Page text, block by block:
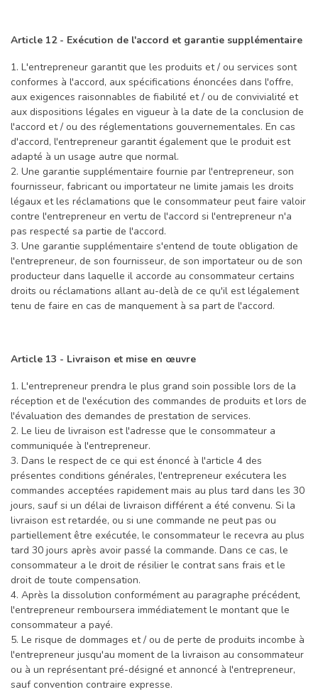
Article 12 - Exécution de l'accord et garantie supplémentaire
1. L'entrepreneur garantit que les produits et / ou services sont
conformes à l'accord, aux spécifications énoncées dans l'offre,
aux exigences raisonnables de fiabilité et / ou de convivialité et
aux dispositions légales en vigueur à la date de la conclusion de
l'accord et / ou des réglementations gouvernementales. En cas
d'accord, l'entrepreneur garantit également que le produit est
adapté à un usage autre que normal.
2. Une garantie supplémentaire fournie par l'entrepreneur, son
fournisseur, fabricant ou importateur ne limite jamais les droits
légaux et les réclamations que le consommateur peut faire valoir
contre l'entrepreneur en vertu de l'accord si l'entrepreneur n'a
pas respecté sa partie de l'accord.
3. Une garantie supplémentaire s'entend de toute obligation de
l'entrepreneur, de son fournisseur, de son importateur ou de son
producteur dans laquelle il accorde au consommateur certains
droits ou réclamations allant au-delà de ce qu'il est légalement
tenu de faire en cas de manquement à sa part de l'accord.
Article 13 - Livraison et mise en œuvre
1. L'entrepreneur prendra le plus grand soin possible lors de la
réception et de l'exécution des commandes de produits et lors de
l'évaluation des demandes de prestation de services.
2. Le lieu de livraison est l'adresse que le consommateur a
communiquée à l'entrepreneur.
3. Dans le respect de ce qui est énoncé à l'article 4 des
présentes conditions générales, l'entrepreneur exécutera les
commandes acceptées rapidement mais au plus tard dans les 30
jours, sauf si un délai de livraison différent a été convenu. Si la
livraison est retardée, ou si une commande ne peut pas ou
partiellement être exécutée, le consommateur le recevra au plus
tard 30 jours après avoir passé la commande. Dans ce cas, le
consommateur a le droit de résilier le contrat sans frais et le
droit de toute compensation.
4. Après la dissolution conformément au paragraphe précédent,
l'entrepreneur remboursera immédiatement le montant que le
consommateur a payé.
5. Le risque de dommages et / ou de perte de produits incombe à
l'entrepreneur jusqu'au moment de la livraison au consommateur
ou à un représentant pré-désigné et annoncé à l'entrepreneur,
sauf convention contraire expresse.